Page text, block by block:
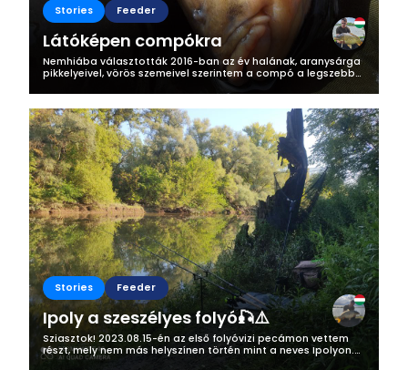
Stories Feeder
Látóképen compókra
Nemhiába választották 2016-ban az év halának, aranysárga
pikkelyeivel, vörös szemeivel szerintem a compó a legszebb
hal a hazai vizekben. 2024.03.30 -án a Látóképi-tározóra
látogattam, azon belül...
Stories Feeder
Ipoly a szeszélyes folyó🎣⚠️
Sziasztok! 2023.08.15-én az első folyóvizi pecámon vettem
részt, mely nem más helyszínen történ mint a neves Ipolyon.
Egy kicsit az Ipolyról, ha valaki kevésbé ismerné: